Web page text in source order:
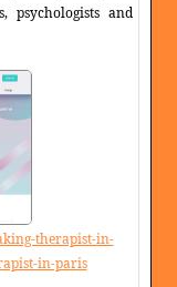
psychologists and
therapist-in-
in-paris